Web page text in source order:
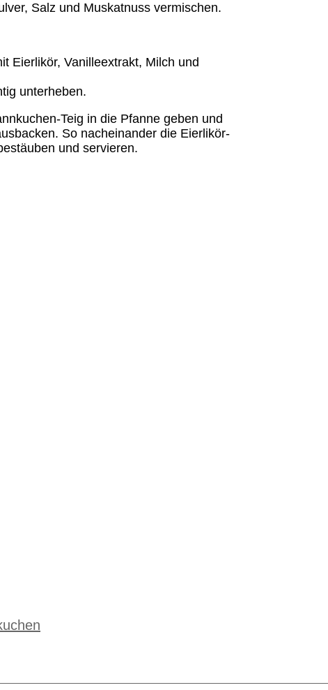
Salz und Muskatnuss vermischen.
Eierlikör, Vanilleextrakt, Milch und
unterheben.
Teig in die Pfanne geben und
So nacheinander die Eierlikör-
und servieren.